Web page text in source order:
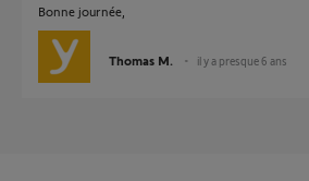
Bonne journée,
Thomas M. il y a presque 6 ans